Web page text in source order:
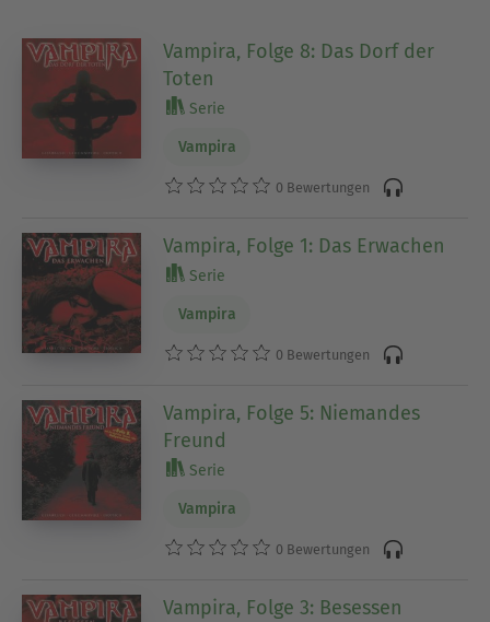
Vampira, Folge 8: Das Dorf der
Toten
Serie
Vampira
0 Bewertungen
Vampira, Folge 1: Das Erwachen
Serie
Vampira
0 Bewertungen
Vampira, Folge 5: Niemandes
Freund
Serie
Vampira
0 Bewertungen
Vampira, Folge 3: Besessen